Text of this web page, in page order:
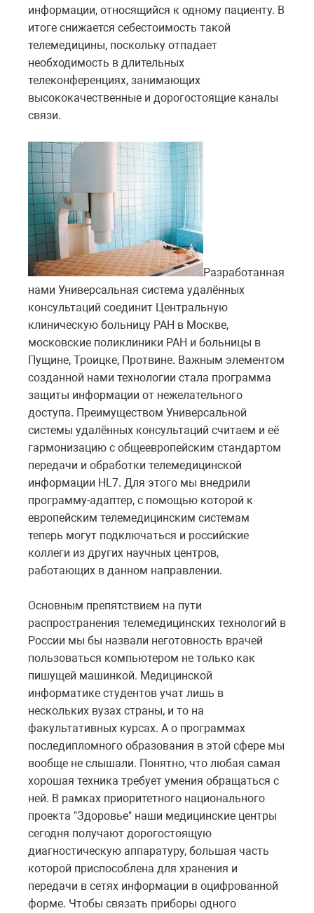
информации, относящийся к одному пациенту. В
итоге снижается себестоимость такой
телемедицины, поскольку отпадает
необходимость в длительных
телеконференциях, занимающих
высококачественные и дорогостоящие каналы
связи.
Разработанная
нами Универсальная система удалённых
консультаций соединит Центральную
клиническую больницу РАН в Москве,
московские поликлиники РАН и больницы в
Пущине, Троицке, Протвине. Важным элементом
созданной нами технологии стала программа
защиты информации от нежелательного
доступа. Преимуществом Универсальной
системы удалённых консультаций считаем и её
гармонизацию с общеевропейским стандартом
передачи и обработки телемедицинской
информации HL7. Для этого мы внедрили
программу-адаптер, с помощью которой к
европейским телемедицинским системам
теперь могут подключаться и российские
коллеги из других научных центров,
работающих в данном направлении.
Основным препятствием на пути
распространения телемедицинских технологий в
России мы бы назвали неготовность врачей
пользоваться компьютером не только как
пишущей машинкой. Медицинской
информатике студентов учат лишь в
нескольких вузах страны, и то на
факультативных курсах. А о программах
последипломного образования в этой сфере мы
вообще не слышали. Понятно, что любая самая
хорошая техника требует умения обращаться с
ней. В рамках приоритетного национального
проекта "Здоровье" наши медицинские центры
сегодня получают дорогостоящую
диагностическую аппаратуру, большая часть
которой приспособлена для хранения и
передачи в сетях информации в оцифрованной
форме. Чтобы связать приборы одного